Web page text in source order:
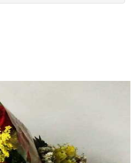
a emissão de Nota Fiscal
empresa.
Digital (A1/A3).